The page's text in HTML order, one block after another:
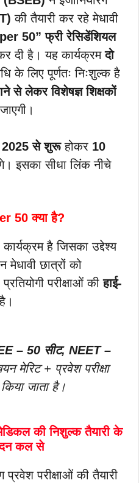
की तैयारी कर रहे मेधावी
50” फ्री रेसिडेंशियल
दी है। यह कार्यक्रमदो
के लिए पूर्णतः निःशुल्क है
से लेकर विशेषज्ञ शिक्षकों
2025 से शुरूहोकर 10
इसका सीधा लिंक नीचे
50 क्या है?
है जिसका उद्देश्य
छात्रों को
परीक्षाओं कीहाई-
– 50 सीट, NEET –
मेरिट + प्रवेश परीक्षा
जाता है।
मेडिकल की निशुल्क तैयारी के
कल से
प्रवेश परीक्षाओं की तैयारी